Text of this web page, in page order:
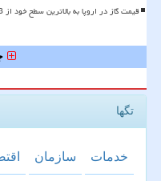
قیمت گاز در اروپا به بالاترین سطح خود از 2023 رسید
تگها
خدمات سازمان